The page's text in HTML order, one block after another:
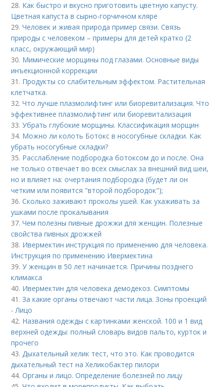
28. Как быстро и вкусно приготовить цветную капусту.
Цветная капуста в сырно-горчичном кляре
29.Человек и живая природа пример связи. Связь
природы с человеком – примеры для детей кратко (2
класс, окружающий мир)
30. Мимические морщины под глазами. Основные виды
инъекционной коррекции
31. Продукты со слабительным эффектом. Растительная
клетчатка.
32.Что лучше плазмолифтинг или биоревитализация. Что
эффективнее плазмолифтинг или биоревитализация
33.Убрать глубокие морщины. Классификация морщин
34. Можно ли колоть Ботокс в носогубные складки. Как
убрать носогубные складки?
35. Расслабление подбородка ботоксом до и после. Она
не только отвечает во всех смыслах за внешний вид шеи,
но и влияет на: очертания подбородка (будет ли он
четким или появится "второй подбородок");
36.Сколько заживают проколы ушей. Как ухаживать за
ушками после прокалывания
37.Чем полезны пивные дрожжи для женщин. Полезные
свойства пивных дрожжей
38. Ивермектин инструкция по применению для человека.
Инструкция по применению Ивермектина
39.У женщин в 50 лет начинается. Причины позднего
климакса
40. Ивермектин для человека демодекоз. Симптомы
41.За какие органы отвечают части лица. Зоны проекций
- Лицо
42. Названия одежды с картинками женской. 100 и 1 вид
верхней одежды: полный словарь видов пальто, курток и
прочего
43.Дыхательный хелик тест, что это. Как проводится
дыхательный тест на Хеликобактер пилори
44.Органы и лицо. Определение болезней по лицу